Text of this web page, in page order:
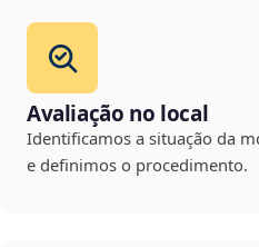
Avaliação no local
Identificamos a situação da
e definimos o procedimento.